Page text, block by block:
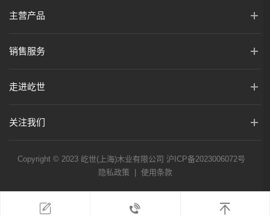
主营产品
销售服务
走进屹世
关注我们
Copyright © 2023 屹世(上海)木业有限公司 沪ICP备2023006072号
隐私政策
使用条款